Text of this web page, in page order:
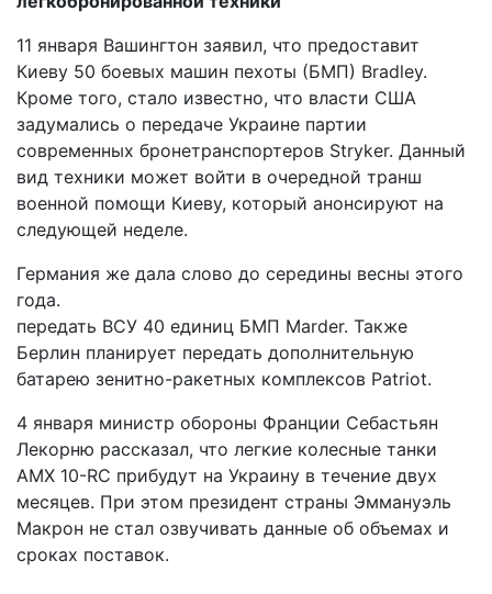
11 января Вашингтон заявил, что предоставит
Киеву 50 боевых машин пехоты (БМП) Bradley.
Кроме того, стало известно, что власти США
задумались о передаче Украине партии
современных бронетранспортеров Stryker. Данный
вид техники может войти в очередной транш
военной помощи Киеву, который анонсируют на
следующей неделе.
Германия же дала слово до середины весны этого
года.
передать ВСУ 40 единиц БМП Marder. Также
Берлин планирует передать дополнительную
батарею зенитно-ракетных комплексов Patriot.
4 января министр обороны Франции Себастьян
Лекорню рассказал, что легкие колесные танки
AMX 10-RC прибудут на Украину в течение двух
месяцев. При этом президент страны Эммануэль
Макрон не стал озвучивать данные об объемах и
сроках поставок.